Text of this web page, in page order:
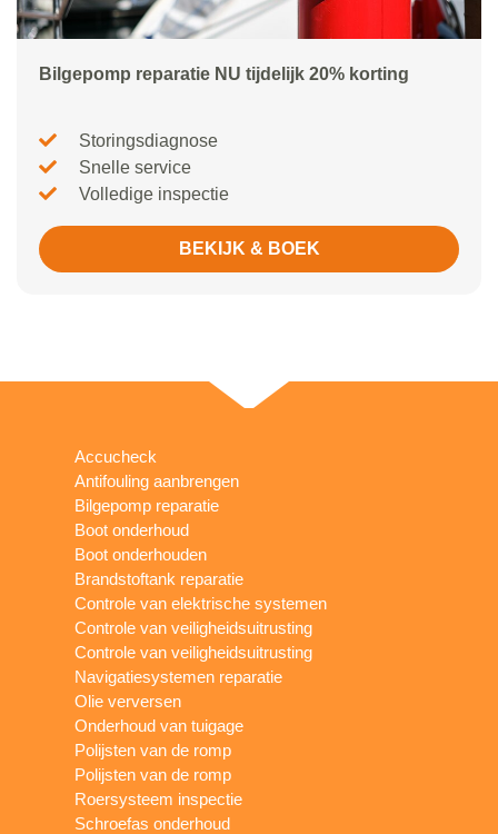
Bilgepomp reparatie NU tijdelijk 20% korting
Storingsdiagnose
Snelle service
Volledige inspectie
BEKIJK & BOEK
Accucheck
Antifouling aanbrengen
Bilgepomp reparatie
Boot onderhoud
Boot onderhouden
Brandstoftank reparatie
Controle van elektrische systemen
Controle van veiligheidsuitrusting
Controle van veiligheidsuitrusting
Navigatiesystemen reparatie
Olie verversen
Onderhoud van tuigage
Polijsten van de romp
Polijsten van de romp
Roersysteem inspectie
Schroefas onderhoud